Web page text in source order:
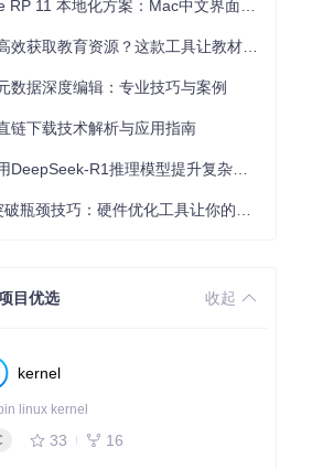
数据深度编辑：专业技巧与案例
链下载技术解析与应用指南
目优选 收起
kernel
linux kernel
33 16